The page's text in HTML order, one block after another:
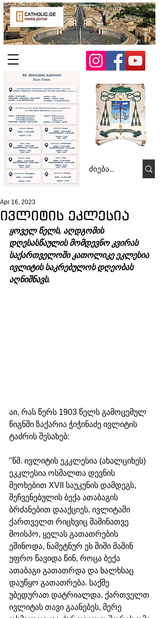
ივლიტის ეკლესია
Apr 16, 2023
ყოველ წელს, აღდგომის
დღესასწაულის მომდევნო კვირას
საქართველოში კათოლიკე ეკლესია
ივლიტის საკრებულოს დღეობას
აღნიშნავს.
აი, რას წერს 1903 წელს გამოცემულ
წიგნში ზაქარია ჭიჭინაძე ივლიტის
ტაძრის შესახებ:
"წმ. ივლიტის ეკკლესია (ახალციხეს)
ეკკლესია ოსმალთა დევნის
მეოხებით XVII საუკუნის დამდეგს,
შეჩვენებულის ბექა ათაბაგის
ბრძანებით დააქციეს. ივლიტაში
ქართველთ რიცხვიც მაშინათვე
მოისპო, ყელას გათათრების
ეშინოდა, ნამეტნურ ეს შიში მაშინ
უფრო წავიდა წინ, როცა ბექა
ათაბაგი გათათრდა და ხალხსაც
დაუწყო გათათრება. საქმე
უბედურათ დატრიალდა. ქართველთ
ივლიტას თავი გაანებეს, მერე